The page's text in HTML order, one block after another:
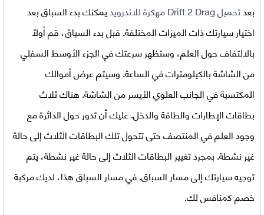
بعدتحميل Drift 2 Drag مهكرة للاندرويد
يمكنك بدء السباق بعد
اختيار سيارتك ذات الميزات المختلفة. قبل بدء السباق، قم أولاً
بالالتفاف حول العلم، وستظهر سرعتك في الجزء الأوسط السفلي
من الشاشة بالكيلومترات في الساعة. وسيتم عرض أموالك
المكتسبة في الجانب العلوي الأيسر من الشاشة. هناك ثلاث
بطاقات الإطارات والطاقة والدخل. عليك أن تدور حول الدائرة مع
وجود العلم في المنتصف حتى تتحول تلك البطاقات الثلاث إلى حالة
غير نشطة. بمجرد تغيير البطاقات الثلاث إلى حالة غير نشطة، يتم
توجيه سيارتك إلى مسار السباق. في مسار السباق هذا، لديك مركبة
خصم كمنافس لك.